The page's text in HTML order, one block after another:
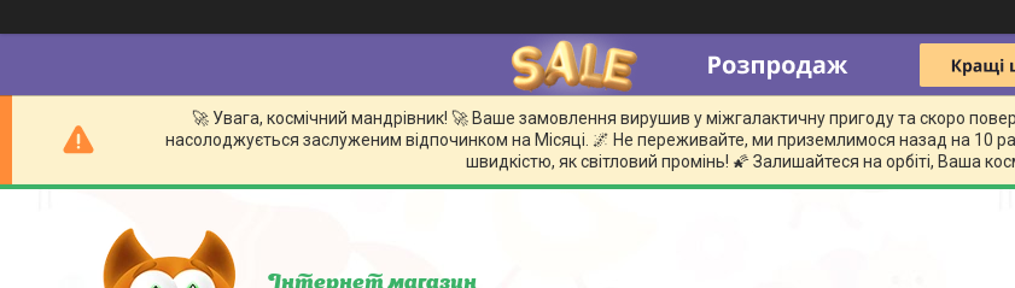
🚀 Увага, космічний мандрівник! 🚀 Ваше замовлення вирушив у міжгалактичну пригоду та скоро
насолоджується заслуженим відпочинком на Місяці. 🌌 Не переживайте, ми приземлимося назад на 10
швидкістю, як світловий промінь! 🌠 Залишайтеся на орбіті, Ваша
Інтернет магазин